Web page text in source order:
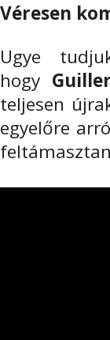
Véresen
Ugye
hogy
teljesen
egyelőre